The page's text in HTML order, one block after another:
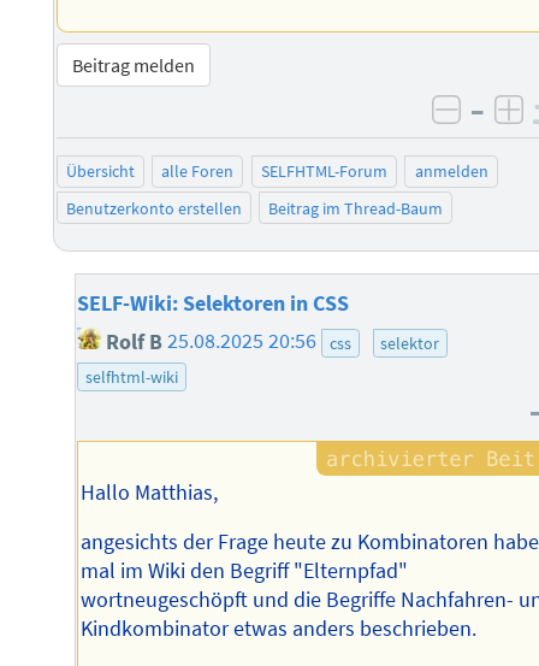
Beitrag melden
–
Übersicht alle Foren SELFHTML-Forum
anmelden
Benutzerkonto erstellen
Beitrag im Thread-Baum
SELF-Wiki: Selektoren in CSS
Rolf B25.08.2025 20:56 css
selektor
selfhtml-wiki
Hallo Matthias,
angesichts der Frage heute zu Kombinatoren
mal im Wiki den Begriff "Elternpfad"
wortneugeschöpft und die Begriffe Nachfahren-
Kindkombinator etwas anders beschrieben.